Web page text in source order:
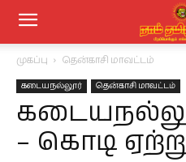
முகப்பு தென்காசி மாவட்டம்
கடையநல்லூர் தென்காசி மாவட்டம்
– கொடி